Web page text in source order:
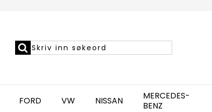
FORD VW NISSAN
MERCEDES-
BENZ